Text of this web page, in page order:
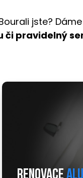
jste?
či pravidelný